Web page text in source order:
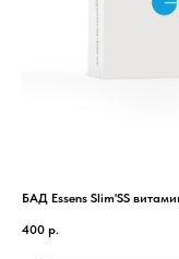
БАД Essens Slim'SS
400 р.